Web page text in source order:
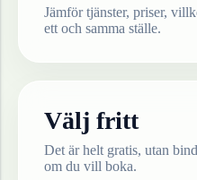
Jämför tjänster, priser,
ett och samma ställe.
Välj fritt
Det är helt gratis, utan
om du vill boka.